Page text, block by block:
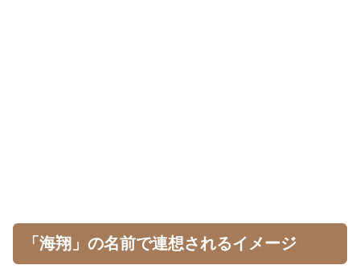
「海翔」の名前で連想されるイメージ